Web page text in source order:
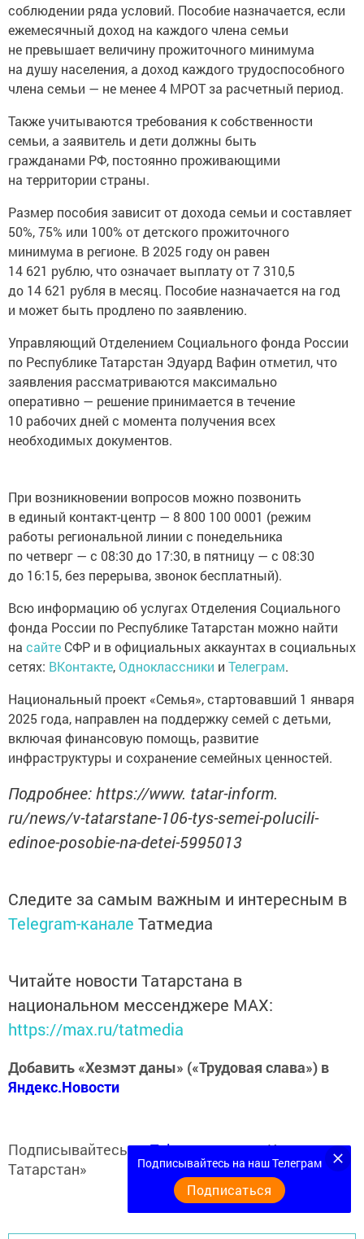
соблюдении ряда условий. Пособие назначается, если
ежемесячный доход на каждого члена семьи
не превышает величину прожиточного минимума
на душу населения, а доход каждого трудоспособного
члена семьи — не менее 4 МРОТ за расчетный период.
Также учитываются требования к собственности
семьи, а заявитель и дети должны быть
гражданами РФ, постоянно проживающими
на территории страны.
Размер пособия зависит от дохода семьи и составляет
50%, 75% или 100% от детского прожиточного
минимума в регионе. В 2025 году он равен
14 621 рублю, что означает выплату от 7 310,5
до 14 621 рубля в месяц. Пособие назначается на год
и может быть продлено по заявлению.
Управляющий Отделением Социального фонда России
по Республике Татарстан Эдуард Вафин отметил, что
заявления рассматриваются максимально
оперативно — решение принимается в течение
10 рабочих дней с момента получения всех
необходимых документов.
При возникновении вопросов можно позвонить
в единый контакт-центр — 8 800 100 0001 (режим
работы региональной линии с понедельника
по четверг — с 08:30 до 17:30, в пятницу — с 08:30
до 16:15, без перерыва, звонок бесплатный).
Всю информацию об услугах Отделения Социального
фонда России по Республике Татарстан можно найти
на сайте СФР и в официальных аккаунтах в социальных
сетях: ВКонтакте, Одноклассники и Телеграм.
Национальный проект «Семья», стартовавший 1 января
2025 года, направлен на поддержку семей с детьми,
включая финансовую помощь, развитие
инфраструктуры и сохранение семейных ценностей.
Подробнее: https://www. tatar-inform.
ru/news/v-tatarstane-106-tys-semei-polucili-
edinoe-posobie-na-detei-5995013
Следите за самым важным и интересным в
Telegram-канале Татмедиа
Читайте новости Татарстана в
национальном мессенджере MАХ:
https://max.ru/tatmedia
Добавить «Хезмэт даны» («Трудовая слава») в
Яндекс.Новости
Подписывайтесь наTelegram-канал«Кукмор
Татарстан»
Подписывайтесь на наш Телеграм
Подписаться